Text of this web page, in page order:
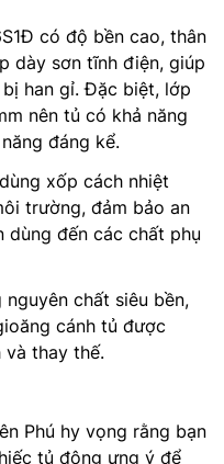
có độ bền cao, thân
dày sơn tĩnh điện, giúp
han gỉ. Đặc biệt, lớp
nên tủ có khả năng
đáng kể.
xốp cách nhiệt
trường, đảm bảo an
dùng đến các chất phụ
chất siêu bền,
cánh tủ được
và thay thế.
Phú hy vọng rằng bạn
tủ đông ưng ý để